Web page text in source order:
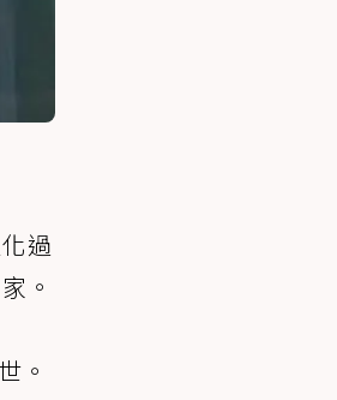
過
。
。